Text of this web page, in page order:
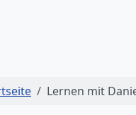
Lernen mit